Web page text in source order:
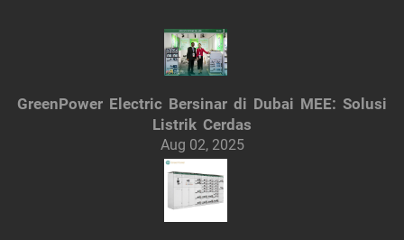
GreenPower Electric Bersinar di Dubai MEE: Solusi
Listrik Cerdas
Aug 02, 2025